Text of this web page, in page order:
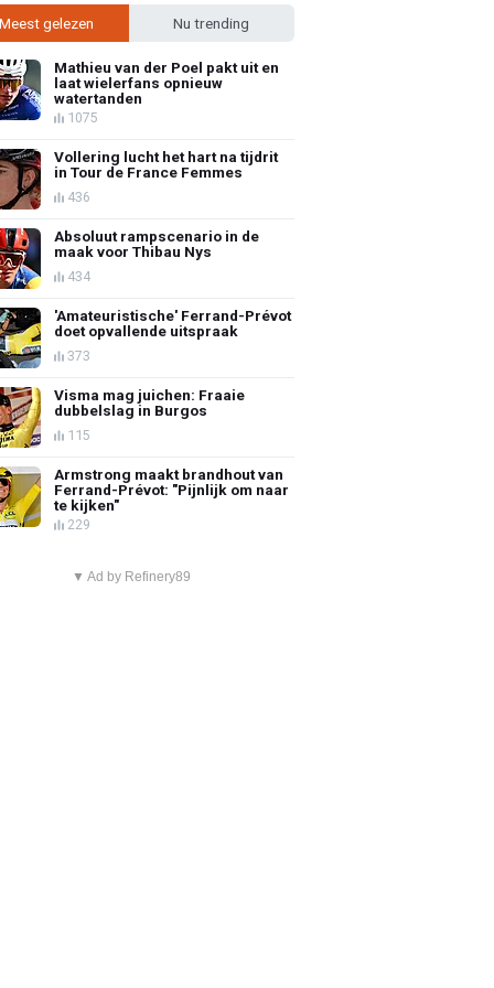
gelezen Nu trending
Mathieu van der Poel pakt uit en
laat wielerfans opnieuw
watertanden
1075
Vollering lucht het hart na tijdrit
in Tour de France Femmes
436
Absoluut rampscenario in de
maak voor Thibau Nys
434
'Amateuristische' Ferrand-Prévot
doet opvallende uitspraak
373
Visma mag juichen: Fraaie
dubbelslag in Burgos
115
Armstrong maakt brandhout van
Ferrand-Prévot: "Pijnlijk om naar
te kijken"
229
▼ Ad by Refinery89